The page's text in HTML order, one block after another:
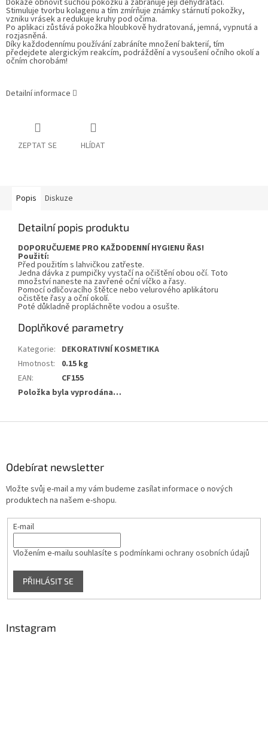
Dokáže obnovit suchou pokožku a zabraňuje její dehydrataci.
Stimuluje tvorbu kolagenu a tím zmírňuje známky stárnutí pokožky,
vzniku vrásek a redukuje kruhy pod očima.
Po aplikaci zůstává pokožka hloubkově hydratovaná, jemná, vypnutá a
rozjasněná.
Díky každodennímu používání zabráníte množení bakterií, tím
předejdete alergickým reakcím, podráždění a vysoušení očního okolí a
očním chorobám!
Detailní informace
ZEPTAT SE HLÍDAT
Popis Diskuze
Detailní popis produktu
DOPORUČUJEME PRO KAŽDODENNÍ HYGIENU ŘAS!
Použití:
Před použitím s lahvičkou zatřeste.
Jedna dávka z pumpičky vystačí na očištění obou očí. Toto
množství naneste na zavřené oční víčko a řasy.
Pomocí odličovacího štětce nebo velurového aplikátoru
očistěte řasy a oční okolí.
Poté důkladně propláchněte vodou a osušte.
Doplňkové parametry
Kategorie: DEKORATIVNÍ KOSMETIKA
Hmotnost:
0.15 kg
EAN:
CF155
Položka byla vyprodána…
Odebírat newsletter
Vložte svůj e-mail a my vám budeme zasílat informace o nových
produktech na našem e-shopu.
E-mail
Vložením e-mailu souhlasíte s podmínkami ochrany osobních údajů
PŘIHLÁSIT SE
Instagram